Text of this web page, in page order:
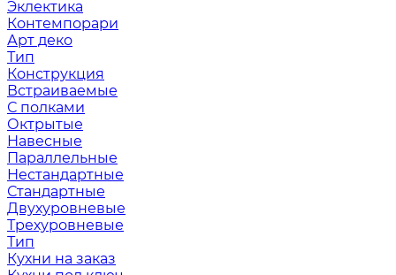
Эклектика
Контемпорари
Арт деко
Тип
Конструкция
Встраиваемые
С полками
Октрытые
Навесные
Параллельные
Нестандартные
Стандартные
Двухуровневые
Трехуровневые
Тип
Кухни на заказ